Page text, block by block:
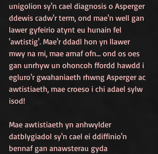
unigolion sy'n cael diagnosis o Asperger
ddewis cadw'r term, ond mae'n well gan
lawer gyfeirio atynt eu hunain fel
'awtistig'. Mae'r ddadl hon yn llawer
mwy na mi, mae arnaf ofn... ond os oes
gan unrhyw un ohoncoh ffordd hawdd i
egluro'r gwahaniaeth rhwng Asperger ac
awtistiaeth, mae croeso i chi adael sylw
isod!
Mae awtistiaeth yn anhwylder
datblygiadol sy'n cael ei ddiffinio'n
bennaf gan anawsterau gyda